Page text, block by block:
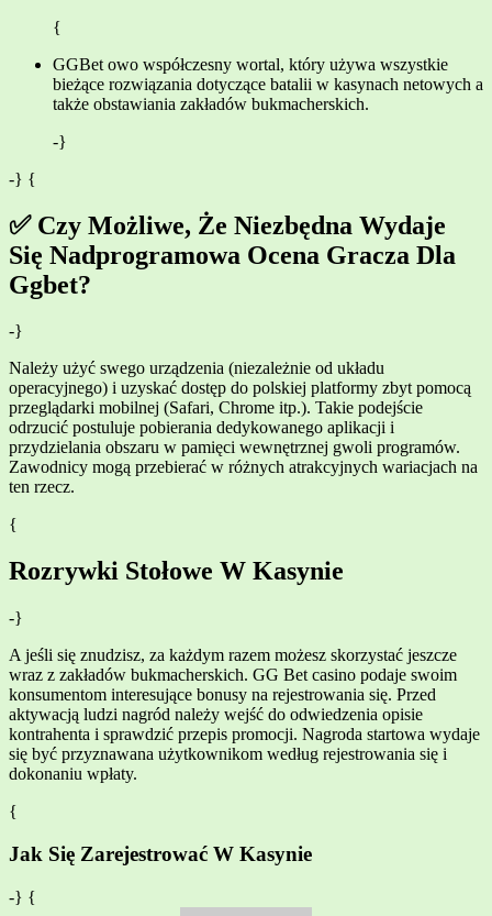
{
GGBet owo współczesny wortal, który używa wszystkie
bieżące rozwiązania dotyczące batalii w kasynach netowych a
także obstawiania zakładów bukmacherskich.
-}
-} {
✅ Czy Możliwe, Że Niezbędna Wydaje
Się Nadprogramowa Ocena Gracza Dla
Ggbet?
-}
Należy użyć swego urządzenia (niezależnie od układu
operacyjnego) i uzyskać dostęp do polskiej platformy zbyt pomocą
przeglądarki mobilnej (Safari, Chrome itp.). Takie podejście
odrzucić postuluje pobierania dedykowanego aplikacji i
przydzielania obszaru w pamięci wewnętrznej gwoli programów.
Zawodnicy mogą przebierać w różnych atrakcyjnych wariacjach na
ten rzecz.
{
Rozrywki Stołowe W Kasynie
-}
A jeśli się znudzisz, za każdym razem możesz skorzystać jeszcze
wraz z zakładów bukmacherskich. GG Bet casino podaje swoim
konsumentom interesujące bonusy na rejestrowania się. Przed
aktywacją ludzi nagród należy wejść do odwiedzenia opisie
kontrahenta i sprawdzić przepis promocji. Nagroda startowa wydaje
się być przyznawana użytkownikom według rejestrowania się i
dokonaniu wpłaty.
{
Jak Się Zarejestrować W Kasynie
-} {